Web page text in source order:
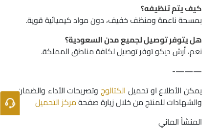
كيف يتم تنظيفه؟
بمسحة ناعمة ومنظف خفيف، دون مواد كيميائية قوية.
هل يتوفر توصيل لجميع مدن السعودية؟
نعم، أرش ديكو توفر توصيل لكافة مناطق المملكة.
———-
يمكن الأطلاع او تحميل الكتالوجوتصريحات الأداء والضمان
والشهادات للمنتج من خلال زيارة صفحةمركز التحميل
المنشأ الماني